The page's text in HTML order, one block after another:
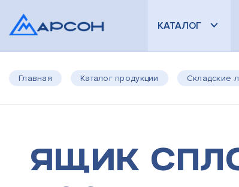
КАТАЛОГ
Главная Каталог продукции Складские
Ящик